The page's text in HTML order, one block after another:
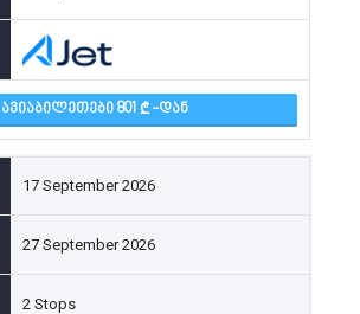
ᲐᲕᲘᲐᲑᲘᲚᲔᲗᲔᲑᲘ 801 -ᲓᲐᲜ
17 September 2026
27 September 2026
2 Stops